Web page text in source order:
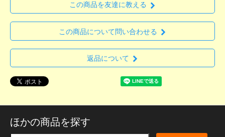
この商品を友達に教える
この商品について問い合わせる
返品について
ほかの商品を探す